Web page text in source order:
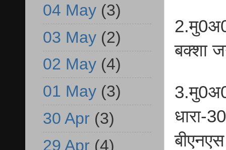
बक्शा
धारा-
04 May (3)
03 May (2)
02 May (4)
01 May (3)
30 Apr (3)
29 Apr (4)